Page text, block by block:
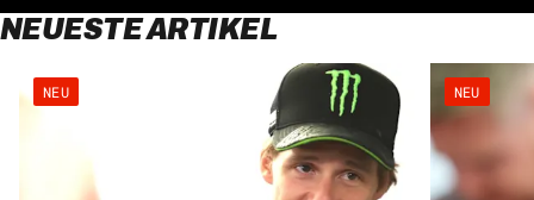
NEUESTE ARTIKEL
NEU NEU